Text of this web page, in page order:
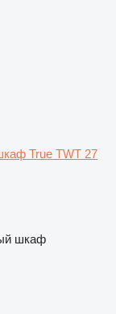
True TWT 27
шкаф